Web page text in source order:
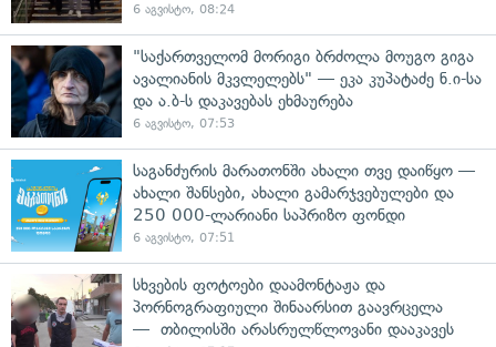
6 აგვისტო, 08:24
"საქართველომ მორიგი ბრძოლა მოუგო გიგა
ავალიანის მკვლელებს" — ეკა კუპატაძე ნ.ი-სა
და ა.ბ-ს დაკავებას ეხმაურება
6 აგვისტო, 07:53
საგანძურის მარათონში ახალი თვე დაიწყო —
ახალი შანსები, ახალი გამარჯვებულები და
250 000-ლარიანი საპრიზო ფონდი
6 აგვისტო, 07:51
სხვების ფოტოები დაამონტაჟა და
პორნოგრაფიული შინაარსით გაავრცელა
— თბილისში არასრულწლოვანი დააკავეს